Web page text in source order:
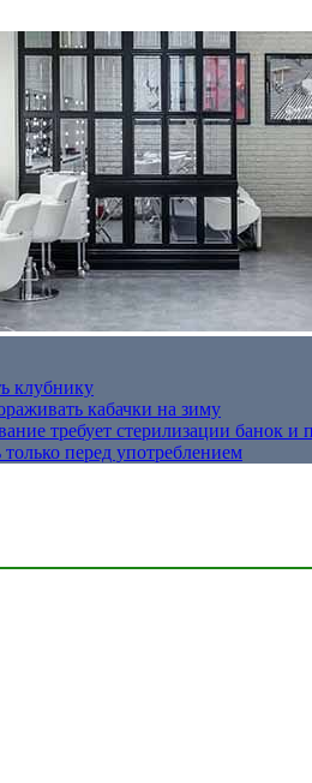
клубнику
кабачки на зиму
требует стерилизации банок и
перед употреблением